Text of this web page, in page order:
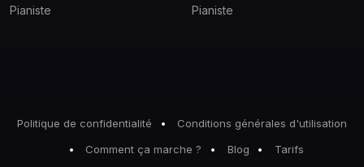
Pianiste
Pianiste
Politique de confidentialité
Conditions générales d'utilisation
Comment ça marche ?
Blog Tarifs